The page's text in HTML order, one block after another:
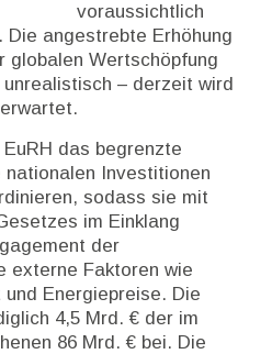
voraussichtlich
angestrebte Erhöhung
globalen Wertschöpfung
– derzeit wird
das begrenzte
Investitionen
sodass sie mit
im Einklang
der
externe Faktoren wie
Energiepreise. Die
4,5 Mrd. € der im
86 Mrd. € bei. Die